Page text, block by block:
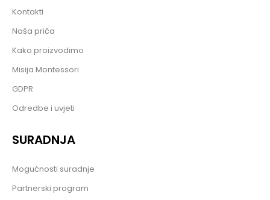
Kontakti
Naša priča
Kako proizvodimo
Misija Montessori
GDPR
Odredbe i uvjeti
SURADNJA
Mogućnosti suradnje
Partnerski program